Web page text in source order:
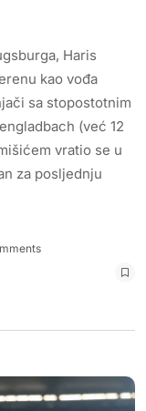
Haris
kao vođa
sa stopostotnim
(već 12
vratio se u
za posljednju